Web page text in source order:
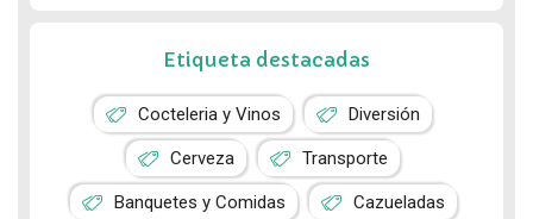
Etiqueta destacadas
Cocteleria y Vinos Diversión
Cerveza Transporte
Banquetes y Comidas Cazueladas